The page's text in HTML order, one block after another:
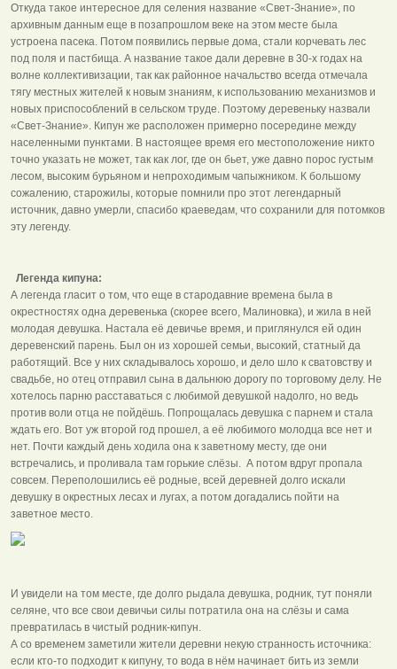
Откуда такое интересное для селения название «Свет-Знание», по
архивным данным еще в позапрошлом веке на этом месте была
устроена пасека. Потом появились первые дома, стали корчевать лес
под поля и пастбища. А название такое дали деревне в 30-х годах на
волне коллективизации, так как районное начальство всегда отмечала
тягу местных жителей к новым знаниям, к использованию механизмов и
новых приспособлений в сельском труде. Поэтому деревеньку назвали
«Свет-Знание». Кипун же расположен примерно посередине между
населенными пунктами. В настоящее время его местоположение никто
точно указать не может, так как лог, где он бьет, уже давно порос густым
лесом, высоким бурьяном и непроходимым чапыжником. К большому
сожалению, старожилы, которые помнили про этот легендарный
источник, давно умерли, спасибо краеведам, что сохранили для потомков
эту легенду.
Легенда кипуна:
А легенда гласит о том, что еще в стародавние времена была в
окрестностях одна деревенька (скорее всего, Малиновка), и жила в ней
молодая девушка. Настала её девичье время, и приглянулся ей один
деревенский парень. Был он из хорошей семьи, высокий, статный да
работящий. Все у них складывалось хорошо, и дело шло к сватовству и
свадьбе, но отец отправил сына в дальнюю дорогу по торговому делу. Не
хотелось парню расставаться с любимой девушкой надолго, но ведь
против воли отца не пойдёшь. Попрощалась девушка с парнем и стала
ждать его. Вот уж второй год прошел, а её любимого молодца все нет и
нет. Почти каждый день ходила она к заветному месту, где они
встречались, и проливала там горькие слёзы. А потом вдруг пропала
совсем. Переполошились её родные, всей деревней долго искали
девушку в окрестных лесах и лугах, а потом догадались пойти на
заветное место.
И увидели на том месте, где долго рыдала девушка, родник, тут поняли
селяне, что все свои девичьи силы потратила она на слёзы и сама
превратилась в чистый родник-кипун.
А со временем заметили жители деревни некую странность источника:
если кто-то подходит к кипуну, то вода в нём начинает бить из земли